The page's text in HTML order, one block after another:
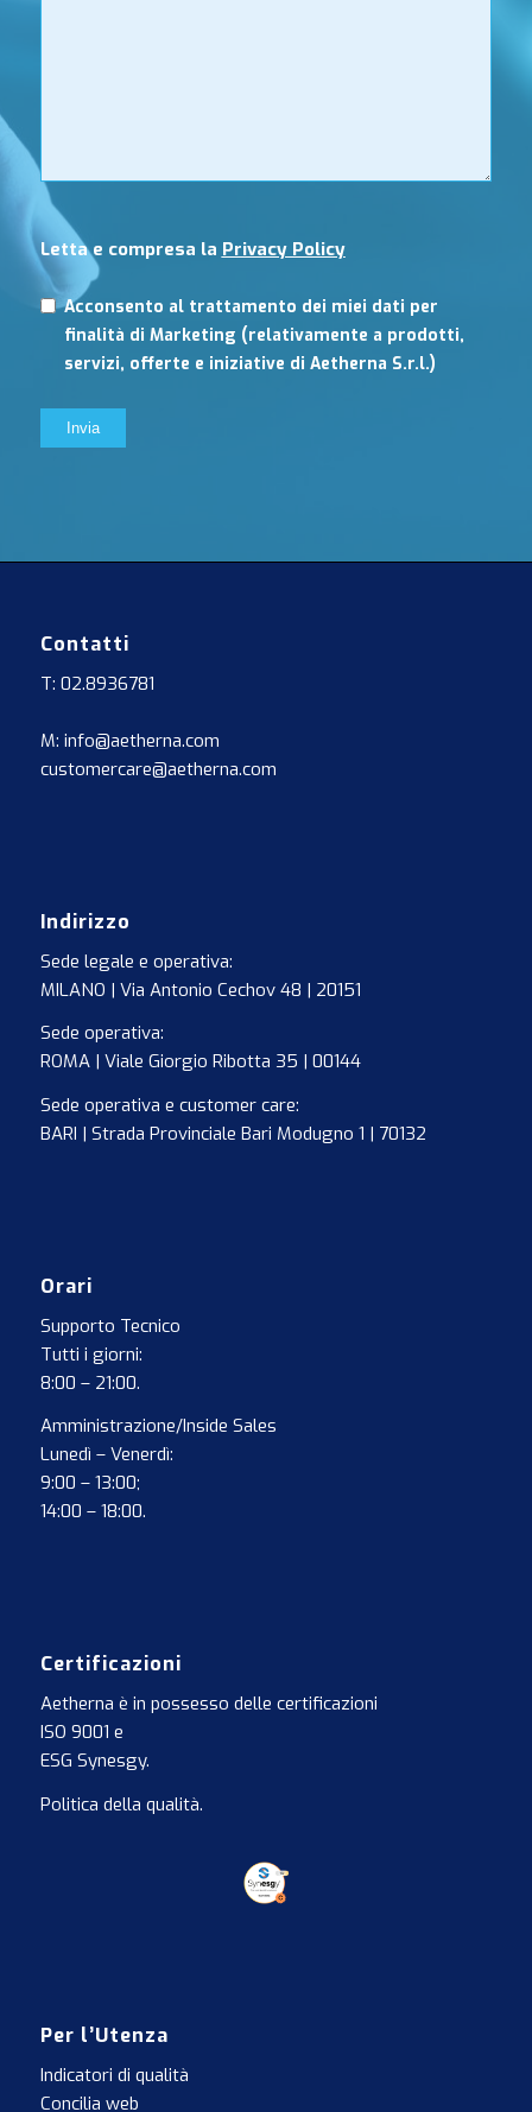
Letta e compresa la Privacy Policy
Acconsento al trattamento dei miei dati per
finalità di Marketing (relativamente a prodotti,
servizi, offerte e iniziative di Aetherna S.r.l.)
Contatti
T: 02.8936781
M: info@aetherna.com
customercare@aetherna.com
Indirizzo
Sede legale e operativa:
MILANO | Via Antonio Cechov 48 | 20151
Sede operativa:
ROMA | Viale Giorgio Ribotta 35 | 00144
Sede operativa e customer care:
BARI | Strada Provinciale Bari Modugno 1 | 70132
Orari
Supporto Tecnico
Tutti i giorni:
8:00 – 21:00.
Amministrazione/Inside Sales
Lunedì – Venerdì:
9:00 – 13:00;
14:00 – 18:00.
Certificazioni
Aetherna è in possesso delle certificazioni
ISO 9001 e
ESG Synesgy.
Politica della qualità.
Per l’Utenza
Indicatori di qualità
Concilia web